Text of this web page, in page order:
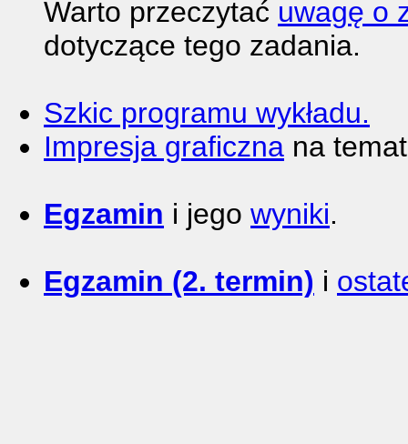
Warto przeczytać uwagę o
dotyczące tego zadania.
Szkic programu wykładu.
Impresja graficzna na
Egzamin i jego wyniki.
Egzamin (2. termin) i